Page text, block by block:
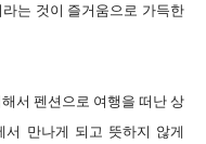
는 것이 즐거움으로 가득한
서 펜션으로 여행을 떠난 상
서 만나게 되고 뜻하지 않게